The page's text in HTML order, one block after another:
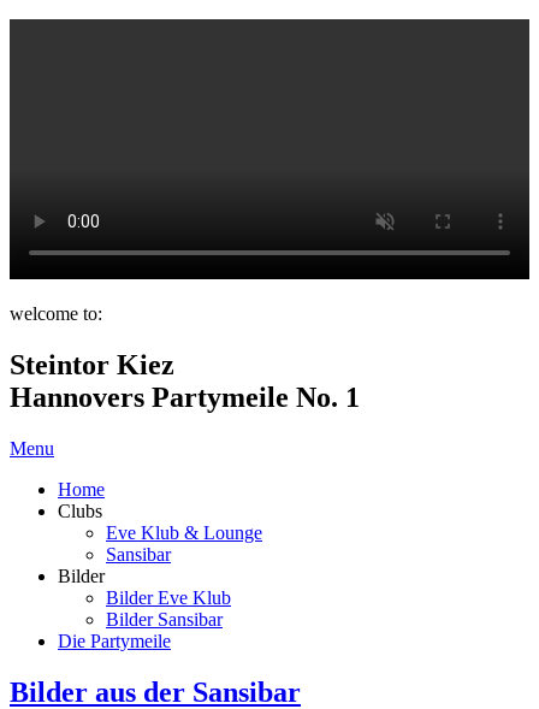
welcome to:
Steintor Kiez
Hannovers Partymeile No. 1
Menu
Home
Clubs
Eve Klub & Lounge
Sansibar
Bilder
Bilder Eve Klub
Bilder Sansibar
Die Partymeile
Bilder aus der Sansibar